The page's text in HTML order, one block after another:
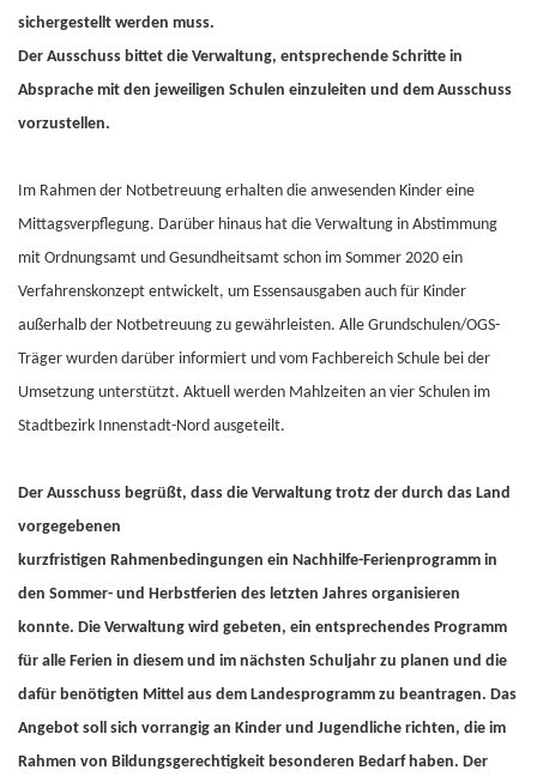
sichergestellt werden muss.
Der Ausschuss bittet die Verwaltung, entsprechende Schritte in
Absprache mit den jeweiligen Schulen einzuleiten und dem Ausschuss
vorzustellen.
Im Rahmen der Notbetreuung erhalten die anwesenden Kinder eine
Mittagsverpflegung. Darüber hinaus hat die Verwaltung in Abstimmung
mit Ordnungsamt und Gesundheitsamt schon im Sommer 2020 ein
Verfahrenskonzept entwickelt, um Essensausgaben auch für Kinder
außerhalb der Notbetreuung zu gewährleisten. Alle Grundschulen/OGS-
Träger wurden darüber informiert und vom Fachbereich Schule bei der
Umsetzung unterstützt. Aktuell werden Mahlzeiten an vier Schulen im
Stadtbezirk Innenstadt-Nord ausgeteilt.
Der Ausschuss begrüßt, dass die Verwaltung trotz der durch das Land
vorgegebenen
kurzfristigen Rahmenbedingungen ein Nachhilfe-Ferienprogramm in
den Sommer- und Herbstferien des letzten Jahres organisieren
konnte. Die Verwaltung wird gebeten, ein entsprechendes Programm
für alle Ferien in diesem und im nächsten Schuljahr zu planen und die
dafür benötigten Mittel aus dem Landesprogramm zu beantragen. Das
Angebot soll sich vorrangig an Kinder und Jugendliche richten, die im
Rahmen von Bildungsgerechtigkeit besonderen Bedarf haben. Der